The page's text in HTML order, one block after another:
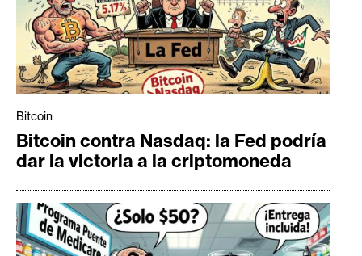
Bitcoin
Bitcoin contra Nasdaq: la Fed podría
dar la victoria a la criptomoneda